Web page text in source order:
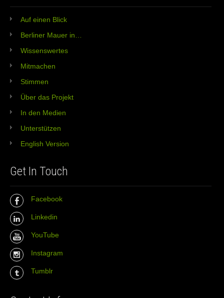
Auf einen Blick
Berliner Mauer in…
Wissenswertes
Mitmachen
Stimmen
Über das Projekt
In den Medien
Unterstützen
English Version
Get In Touch
Facebook
Linkedin
YouTube
Instagram
Tumblr